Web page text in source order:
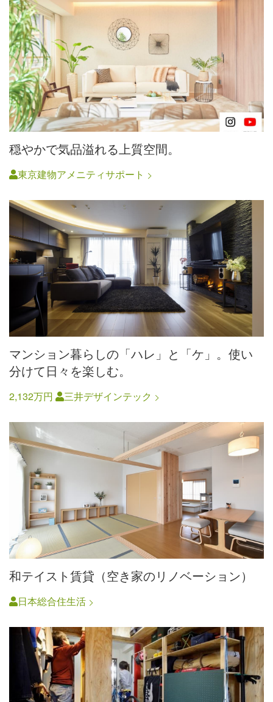
穏やかで気品溢れる上質空間。
東京建物アメニティサポート
マンション暮らしの「ハレ」と「ケ」。使い
分けて日々を楽しむ。
2,132万円 三井デザインテック
和テイスト賃貸（空き家のリノベーション）
日本総合住生活